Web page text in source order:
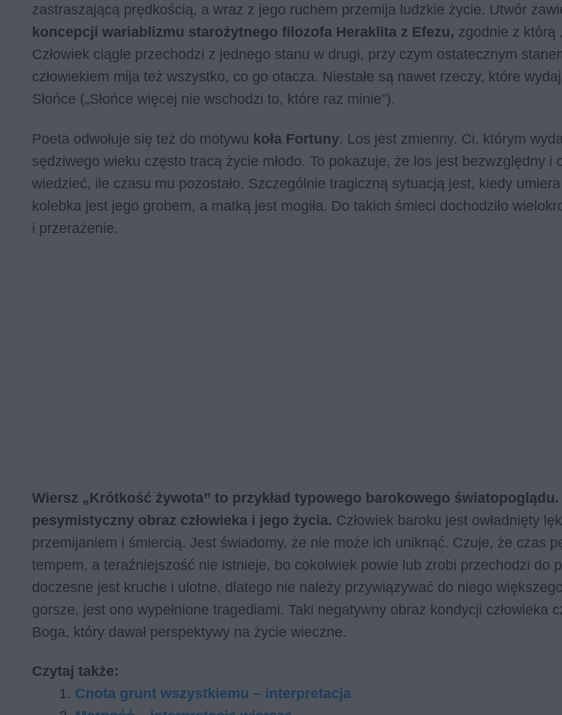
zastraszającą prędkością, a wraz z jego ruchem przemija ludzkie życie. Utwór
koncepcji wariablizmu starożytnego filozofa Heraklita z Efezu, zgodnie z którą
Człowiek ciągle przechodzi z jednego stanu w drugi, przy czym ostatecznym
człowiekiem mija też wszystko, co go otacza. Niestałe są nawet rzeczy, które
Słońce („Słońce więcej nie wschodzi to, które raz minie”).
Poeta odwołuje się też do motywu koła Fortuny. Los jest zmienny. Ci, którym
sędziwego wieku często tracą życie młodo. To pokazuje, że los jest bezwzględny i
wiedzieć, ile czasu mu pozostało. Szczególnie tragiczną sytuacją jest, kiedy
kolebka jest jego grobem, a matką jest mogiła. Do takich śmieci dochodziło
i przerażenie.
Wiersz „Krótkość żywota” to przykład typowego barokowego
pesymistyczny obraz człowieka i jego życia. Człowiek baroku jest owładnięty
przemijaniem i śmiercią. Jest świadomy, że nie może ich uniknąć. Czuje, że czas
tempem, a teraźniejszość nie istnieje, bo cokolwiek powie lub zrobi przechodzi do
doczesne jest kruche i ulotne, dlatego nie należy przywiązywać do niego
gorsze, jest ono wypełnione tragediami. Taki negatywny obraz kondycji człowieka
Boga, który dawał perspektywy na życie wieczne.
Czytaj także:
Cnota grunt wszystkiemu – interpretacja